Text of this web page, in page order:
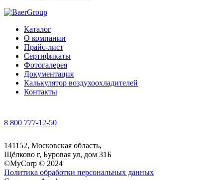
Каталог
О компании
Прайс-лист
Сертификаты
Фотогалерея
Документация
Калькулятор воздухоохладителей
Контакты
8 800 777-12-50
141152, Московская область,
Щёлково г, Буровая ул, дом 31Б
©MyCorp © 2024
Политика обработки персональных данных